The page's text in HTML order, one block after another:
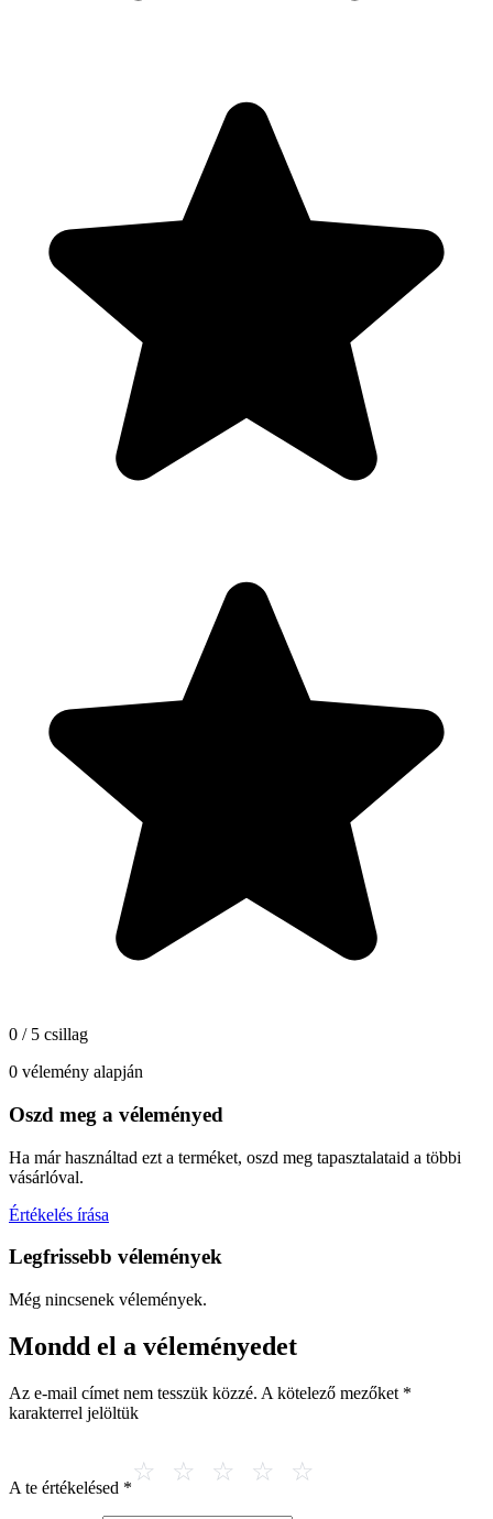
0 / 5 csillag
0 vélemény alapján
Oszd meg a véleményed
Ha már használtad ezt a terméket, oszd meg tapasztalataid a többi
vásárlóval.
Értékelés írása
Legfrissebb vélemények
Még nincsenek vélemények.
Mondd el a véleményedet
Az e-mail címet nem tesszük közzé. A kötelező mezőket *
karakterrel jelöltük
A te értékelésed *